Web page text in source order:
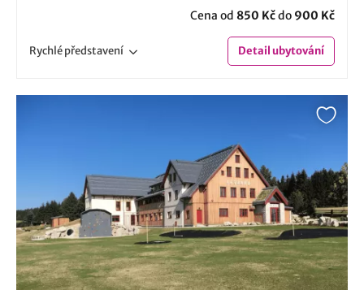
Cena od 850 Kčdo 900 Kč
Rychlépředstavení Detailubytování